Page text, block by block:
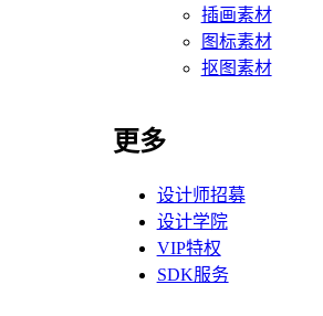
插画素材
图标素材
抠图素材
更多
设计师招募
设计学院
VIP特权
SDK服务